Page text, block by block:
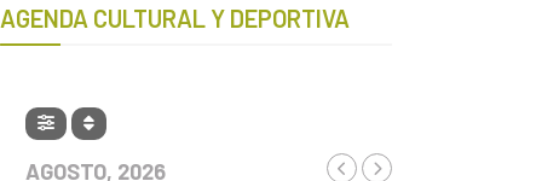
AGENDA CULTURAL Y DEPORTIVA
AGOSTO, 2026